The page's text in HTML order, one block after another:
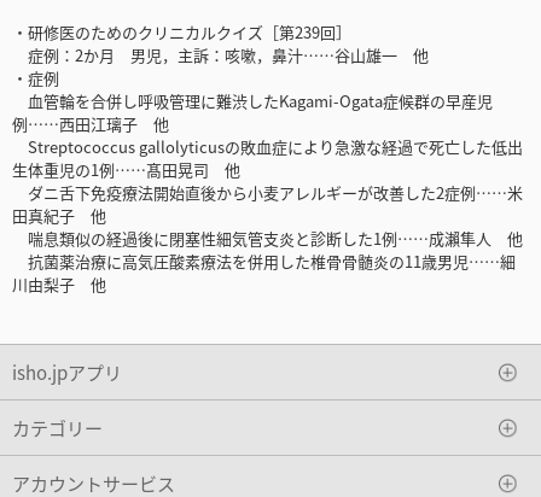
・研修医のためのクリニカルクイズ［第239回］
症例：2か月 男児，主訴：咳嗽，鼻汁……谷山雄一 他
・症例
血管輪を合併し呼吸管理に難渋したKagami-Ogata症候群の早産児
例……西田江璃子 他
Streptococcus gallolyticusの敗血症により急激な経過で死亡した低出
生体重児の1例……髙田晃司 他
ダニ舌下免疫療法開始直後から小麦アレルギーが改善した2症例……米
田真紀子 他
喘息類似の経過後に閉塞性細気管支炎と診断した1例……成瀨隼人 他
抗菌薬治療に高気圧酸素療法を併用した椎骨骨髄炎の11歳男児……細
川由梨子 他
isho.jpアプリ
カテゴリー
アカウントサービス